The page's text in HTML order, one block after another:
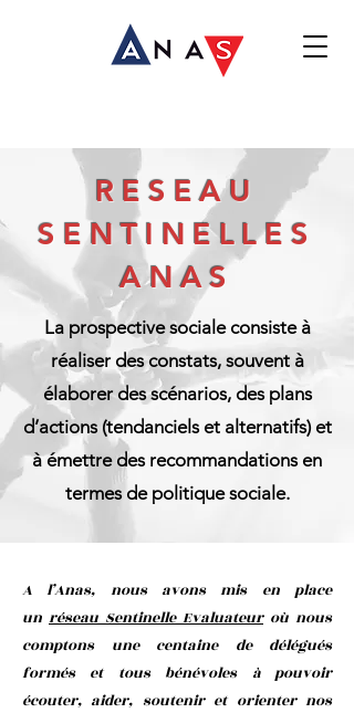
RESEAU
SENTINELLES
ANAS
La prospective sociale consiste à
réaliser des constats, souvent à
élaborer des scénarios, des plans
d’actions (tendanciels et alternatifs) et
à émettre des recommandations en
termes de politique sociale.
A l’Anas, nous avons mis en place
un réseau Sentinelle Evaluateuroù nous
comptons une centaine de délégués
formés et tous bénévoles à pouvoir
écouter, aider, soutenir et orienter nos